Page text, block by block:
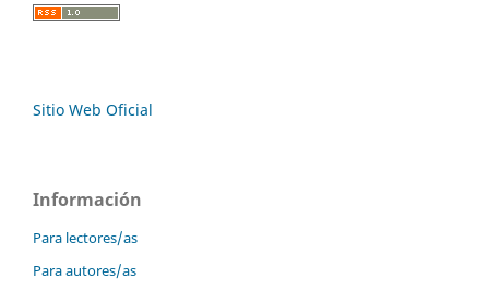
Sitio Web Oficial
Información
Para lectores/as
Para autores/as